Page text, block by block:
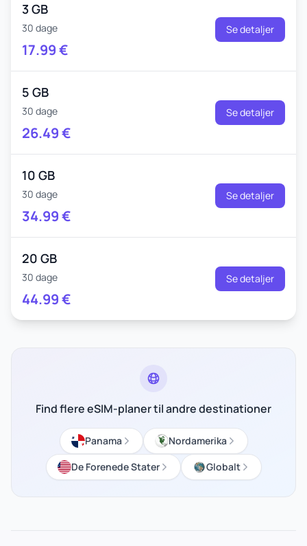
3 GB
30 dage
17.99€
Se detaljer
5 GB
30 dage
26.49€
Se detaljer
10 GB
30 dage
34.99€
Se detaljer
20 GB
30 dage
44.99€
Se detaljer
Find flere eSIM-planer til andre destinationer
Panama
Nordamerika
De Forenede Stater
Globalt